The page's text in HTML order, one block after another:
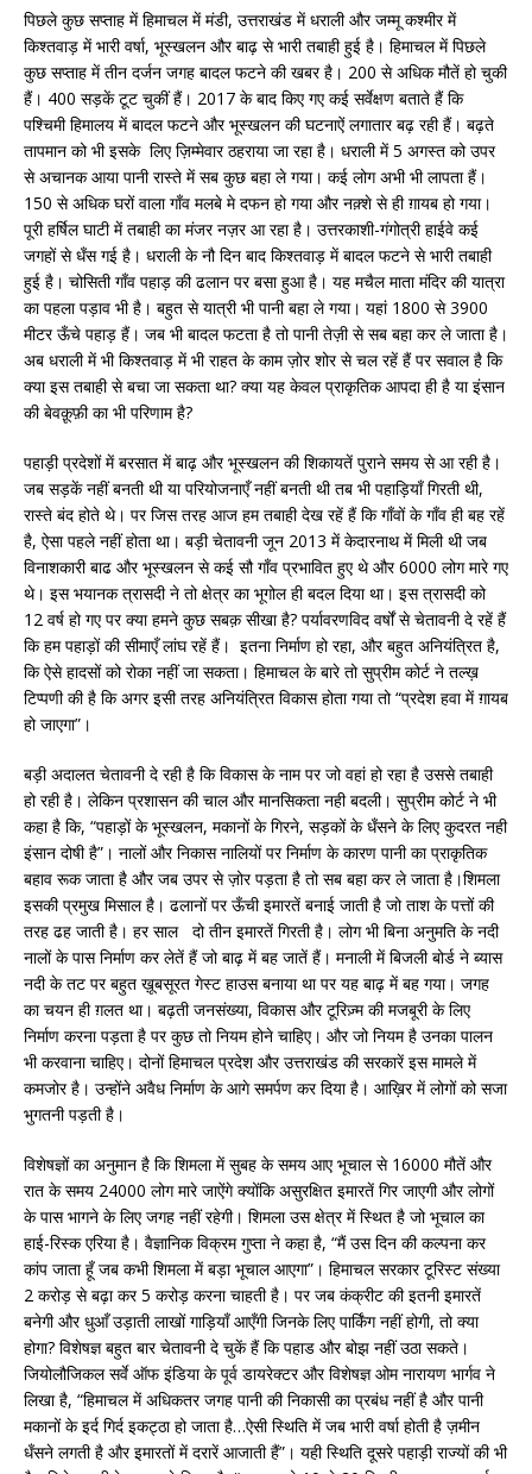
पिछले कुछ सप्ताह में हिमाचल में मंडी, उत्तराखंड में धराली और जम्मू कश्मीर में
किश्तवाड़ में भारी वर्षा, भूस्खलन और बाढ़ से भारी तबाही हुई है। हिमाचल में पिछले
कुछ सप्ताह में तीन दर्जन जगह बादल फटने की खबर है। 200 से अधिक मौतें हो चुकी
हैं। 400 सड़कें टूट चुकीं हैं। 2017 के बाद किए गए कई सर्वेक्षण बताते हैं कि
पश्चिमी हिमालय में बादल फटने और भूस्खलन की घटनाऐं लगातार बढ़ रही हैं। बढ़ते
तापमान को भी इसके लिए ज़िम्मेवार ठहराया जा रहा है। धराली में 5 अगस्त को उपर
से अचानक आया पानी रास्ते में सब कुछ बहा ले गया। कई लोग अभी भी लापता हैं।
150 से अधिक घरों वाला गाँव मलबे मे दफन हो गया और नक़्शे से ही ग़ायब हो गया।
पूरी हर्षिल घाटी में तबाही का मंजर नज़र आ रहा है। उत्तरकाशी-गंगोत्री हाईवे कई
जगहों से धँस गई है। धराली के नौ दिन बाद किश्तवाड़ में बादल फटने से भारी तबाही
हुई है। चोसिती गाँव पहाड़ की ढलान पर बसा हुआ है। यह मचैल माता मंदिर की यात्रा
का पहला पड़ाव भी है। बहुत से यात्री भी पानी बहा ले गया। यहां 1800 से 3900
मीटर ऊँचे पहाड़ हैं। जब भी बादल फटता है तो पानी तेज़ी से सब बहा कर ले जाता है।
अब धराली में भी किश्तवाड़ में भी राहत के काम ज़ोर शोर से चल रहें हैं पर सवाल है कि
क्या इस तबाही से बचा जा सकता था? क्या यह केवल प्राकृतिक आपदा ही है या इंसान
की बेवक़ूफ़ी का भी परिणाम है?
पहाड़ी प्रदेशों में बरसात में बाढ़ और भूस्खलन की शिकायतें पुराने समय से आ रही है।
जब सड़कें नहीं बनती थी या परियोजनाएँ नहीं बनती थी तब भी पहाड़ियाँ गिरती थी,
रास्ते बंद होते थे। पर जिस तरह आज हम तबाही देख रहें हैं कि गाँवों के गाँव ही बह रहें
है, ऐसा पहले नहीं होता था। बड़ी चेतावनी जून 2013 में केदारनाथ में मिली थी जब
विनाशकारी बाढ और भूस्खलन से कई सौ गाँव प्रभावित हुए थे और 6000 लोग मारे गए
थे। इस भयानक त्रासदी ने तो क्षेत्र का भूगोल ही बदल दिया था। इस त्रासदी को
12 वर्ष हो गए पर क्या हमने कुछ सबक़ सीखा है? पर्यावरणविद वर्षों से चेतावनी दे रहें हैं
कि हम पहाड़ों की सीमाएँ लांघ रहें हैं। इतना निर्माण हो रहा, और बहुत अनियंत्रित है,
कि ऐसे हादसों को रोका नहीं जा सकता। हिमाचल के बारे तो सुप्रीम कोर्ट ने तल्ख़
टिप्पणी की है कि अगर इसी तरह अनियंत्रित विकास होता गया तो “प्रदेश हवा में ग़ायब
हो जाएगा”।
बड़ी अदालत चेतावनी दे रही है कि विकास के नाम पर जो वहां हो रहा है उससे तबाही
हो रही है। लेकिन प्रशासन की चाल और मानसिकता नही बदली। सुप्रीम कोर्ट ने भी
कहा है कि, “पहाड़ों के भूस्खलन, मकानों के गिरने, सड़कों के धँसने के लिए कुदरत नही
इंसान दोषी है”। नालों और निकास नालियों पर निर्माण के कारण पानी का प्राकृतिक
बहाव रूक जाता है और जब उपर से ज़ोर पड़ता है तो सब बहा कर ले जाता है।शिमला
इसकी प्रमुख मिसाल है। ढलानों पर ऊँची इमारतें बनाई जाती है जो ताश के पत्तों की
तरह ढह जाती है। हर साल दो तीन इमारतें गिरती है। लोग भी बिना अनुमति के नदी
नालों के पास निर्माण कर लेतें हैं जो बाढ़ में बह जातें हैं। मनाली में बिजली बोर्ड ने ब्यास
नदी के तट पर बहुत ख़ूबसूरत गेस्ट हाउस बनाया था पर यह बाढ़ में बह गया। जगह
का चयन ही ग़लत था। बढ़ती जनसंख्या, विकास और टूरिज़्म की मजबूरी के लिए
निर्माण करना पड़ता है पर कुछ तो नियम होने चाहिए। और जो नियम है उनका पालन
भी करवाना चाहिए। दोनों हिमाचल प्रदेश और उत्तराखंड की सरकारें इस मामले में
कमजोर है। उन्होंने अवैध निर्माण के आगे समर्पण कर दिया है। आख़िर में लोगों को सजा
भुगतनी पड़ती है।
विशेषज्ञों का अनुमान है कि शिमला में सुबह के समय आए भूचाल से 16000 मौतें और
रात के समय 24000 लोग मारे जाऐंगे क्योंकि असुरक्षित इमारतें गिर जाएगी और लोगों
के पास भागने के लिए जगह नहीं रहेगी। शिमला उस क्षेत्र में स्थित है जो भूचाल का
हाई-रिस्क एरिया है। वैज्ञानिक विक्रम गुप्ता ने कहा है, “मैं उस दिन की कल्पना कर
कांप जाता हूँ जब कभी शिमला में बड़ा भूचाल आएगा”। हिमाचल सरकार टूरिस्ट संख्या
2 करोड़ से बढ़ा कर 5 करोड़ करना चाहती है। पर जब कंक्रीट की इतनी इमारतें
बनेगी और धुआँ उड़ाती लाखों गाड़ियाँ आएँगी जिनके लिए पार्किंग नहीं होगी, तो क्या
होगा? विशेषज्ञ बहुत बार चेतावनी दे चुकें हैं कि पहाड और बोझ नहीं उठा सकते।
जियोलौजिकल सर्वे ऑफ इंडिया के पूर्व डायरेक्टर और विशेषज्ञ ओम नारायण भार्गव ने
लिखा है, “हिमाचल में अधिकतर जगह पानी की निकासी का प्रबंध नहीं है और पानी
मकानों के इर्द गिर्द इकट्ठा हो जाता है…ऐसी स्थिति में जब भारी वर्षा होती है ज़मीन
धँसने लगती है और इमारतों में दरारें आजाती हैं”। यही स्थिति दूसरे पहाड़ी राज्यों की भी